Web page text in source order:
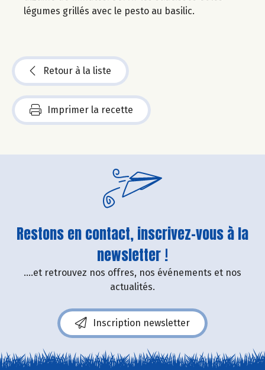
légumes grillés avec le pesto au basilic.
Retour à la liste
Imprimer la recette
Restons en contact, inscrivez-vous à la
newsletter !
....et retrouvez nos offres, nos événements et nos
actualités.
Inscription newsletter